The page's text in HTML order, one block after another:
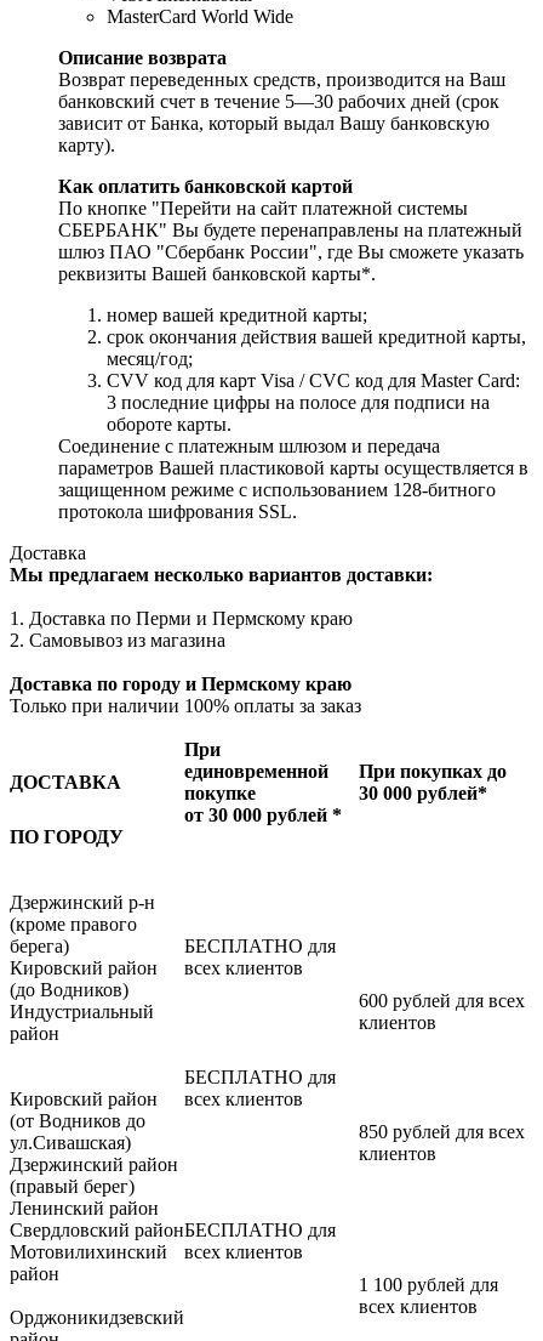
MasterCard World Wide
Описание возврата
Возврат переведенных средств, производится на Ваш
банковский счет в течение 5—30 рабочих дней (срок
зависит от Банка, который выдал Вашу банковскую
карту).
Как оплатить банковской картой
По кнопке "Перейти на сайт платежной системы
СБЕРБАНК" Вы будете перенаправлены на платежный
шлюз ПАО "Сбербанк России", где Вы сможете указать
реквизиты Вашей банковской карты*.
номер вашей кредитной карты;
cрок окончания действия вашей кредитной карты,
месяц/год;
CVV код для карт Visa / CVC код для Master Card:
3 последние цифры на полосе для подписи на
обороте карты.
Соединение с платежным шлюзом и передача
параметров Вашей пластиковой карты осуществляется в
защищенном режиме с использованием 128-битного
протокола шифрования SSL.
Доставка
Мы предлагаем несколько вариантов доставки:
1. Доставка по Перми и Пермскому краю
2. Самовывоз из магазина
Доставка по городу и Пермскому краю
Только при наличии 100% оплаты за заказ
ДОСТАВКА
При
единовременной
покупке
от 30 000 рублей *
При покупках до
30 000 рублей*
ПО ГОРОДУ
Дзержинский р-н
(кроме правого
берега)
Кировский район
(до Водников)
Индустриальный
район
Кировский район
(от Водников до
ул.Сивашская)
Дзержинский район
(правый берег)
Ленинский район
Свердловский район
Мотовилихинский
район
Орджоникидзевский
БЕСПЛАТНО для
всех клиентов
БЕСПЛАТНО для
всех клиентов
БЕСПЛАТНО для
всех клиентов
600 рублей для всех
клиентов
850 рублей для всех
клиентов
1 100 рублей для
всех клиентов